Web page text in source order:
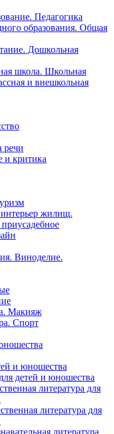
Педагогика
образования. Общая
Дошкольная
школа. Школьная
и внешкольная
речи
и критика
интерьер жилищ.
Виноделие.
Макияж
Спорт
и юношества
детей и юношества
литература для
литература для
литература